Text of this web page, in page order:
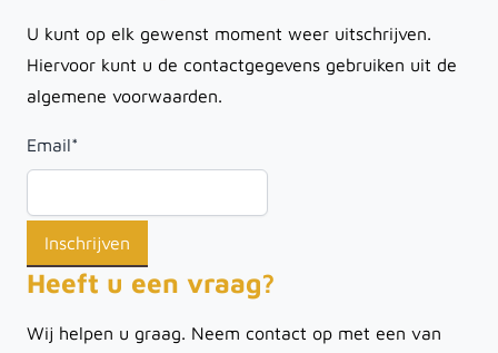
U kunt op elk gewenst moment weer uitschrijven.
Hiervoor kunt u de contactgegevens gebruiken uit de
algemene voorwaarden.
Email*
Heeft u een vraag?
Wij helpen u graag. Neem contact op met een van